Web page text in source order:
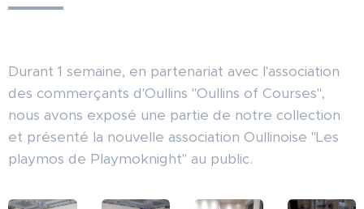
Durant 1 semaine, en partenariat avec l'association
des commerçants d'Oullins "Oullins of Courses",
nous avons exposé une partie de notre collection
et présenté la nouvelle association Oullinoise "Les
playmos de Playmoknight" au public.